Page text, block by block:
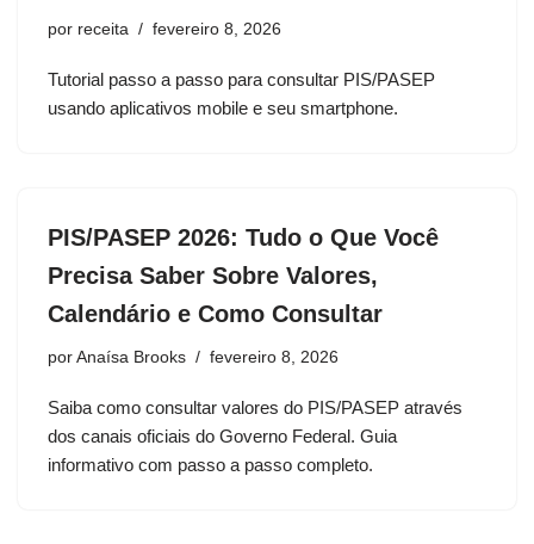
por receita fevereiro 8, 2026
Tutorial passo a passo para consultar PIS/PASEP
usando aplicativos mobile e seu smartphone.
PIS/PASEP 2026: Tudo o Que Você
Precisa Saber Sobre Valores,
Calendário e Como Consultar
por Anaísa Brooks fevereiro 8, 2026
Saiba como consultar valores do PIS/PASEP através
dos canais oficiais do Governo Federal. Guia
informativo com passo a passo completo.